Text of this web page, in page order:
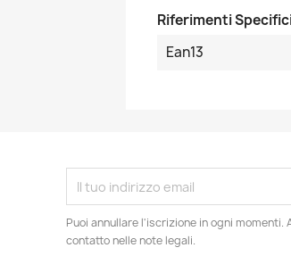
Riferimenti
Ean13
Puoi annullare l'iscrizione in ogni momenti.
contatto nelle note legali.